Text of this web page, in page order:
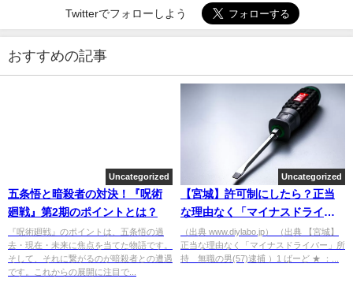
Twitterでフォローしよう
おすすめの記事
Uncategorized
五条悟と暗殺者の対決！『呪術
廻戦』第2期のポイントとは？
『呪術廻戦』のポイントは、五条悟の過
去・現在・未来に焦点を当てた物語です。
そして、それに繋がるのが暗殺者との遭遇
です。これからの展開に注目で...
Uncategorized
【宮城】許可制にしたら？正当
な理由なく「マイナスドライバ
ー」所持 無職の男(57)逮捕 [ば
ーど★]
（出典 www.diylabo.jp） （出典 【宮城】
正当な理由なく「マイナスドライバー」所
持 無職の男(57)逮捕 ）1 ばーど ★ ：...